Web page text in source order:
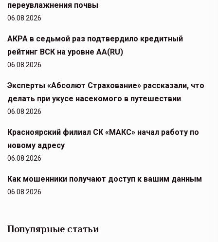
переувлажнения почвы
06.08.2026
АКРА в седьмой раз подтвердило кредитный
рейтинг ВСК на уровне АА(RU)
06.08.2026
Эксперты «Абсолют Страхование» рассказали, что
делать при укусе насекомого в путешествии
06.08.2026
Красноярский филиал СК «МАКС» начал работу по
новому адресу
06.08.2026
Как мошенники получают доступ к вашим данным
06.08.2026
Популярные статьи